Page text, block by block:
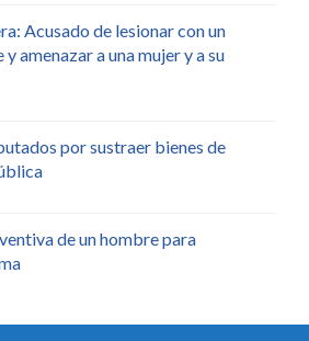
Acusado de lesionar con un
amenazar a una mujer y a su
por sustraer bienes de
de un hombre para